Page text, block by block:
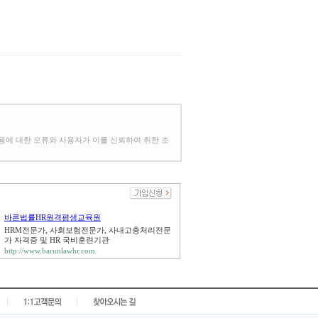
에 대한 오류와 사용자가 이를 신뢰하여 취한 조
바른법률HR원격평생교육원
HRM전문가, 사회보험전문가, 사내고충처리전문
가 자격증 및 HR 국비훈련기관
http://www.barunlawhr.com
| |